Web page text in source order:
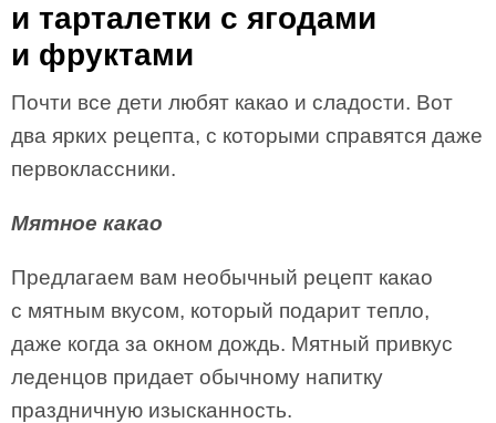
и тарталетки с ягодами
и фруктами
Почти все дети любят какао и сладости. Вот
два ярких рецепта, с которыми справятся даже
первоклассники.
Мятное какао
Предлагаем вам необычный рецепт какао
с мятным вкусом, который подарит тепло,
даже когда за окном дождь. Мятный привкус
леденцов придает обычному напитку
праздничную изысканность.